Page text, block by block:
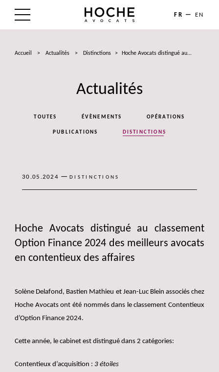
FR EN
LES AVOCATS
TALENTS
Accueil > Actualités > Distinctions > Hoche Avocats distingué au...
Actualités
TOUTES ÉVÈNEMENTS OPÉRATIONS
PUBLICATIONS DISTINCTIONS
30.05.2024 — DISTINCTIONS
Hoche Avocats distingué au classement
Option Finance 2024 des meilleurs avocats
en contentieux des affaires
Solène Delafond, Bastien Mathieu et Jean-Luc Blein associés chez
Hoche Avocats ont été nommés dans le classement Contentieux
d’Option Finance 2024.
Cette année, le cabinet est distingué dans 2 catégories:
Contentieux d’acquisition : 3 étoiles